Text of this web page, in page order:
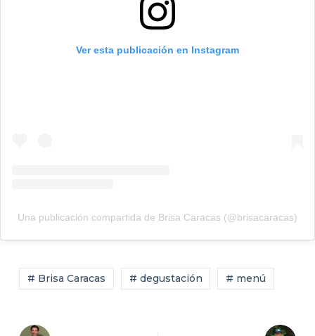
Ver esta publicación en Instagram
Una publicación compartida de Brisa Caracas (@brisacaracas)
# Brisa Caracas # degustación # menú